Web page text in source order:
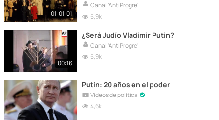
01:01:01
Canal 'AntiProgre'
5,9k
00:16
¿Será Judío Vladimir Putin?
Canal 'AntiProgre'
5,9k
Putin: 20 años en el poder
Vídeos de política
4,6k